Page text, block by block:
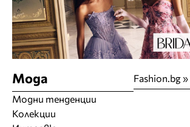
Fashion.bg»
Мода
Модни тенденции
Колекции